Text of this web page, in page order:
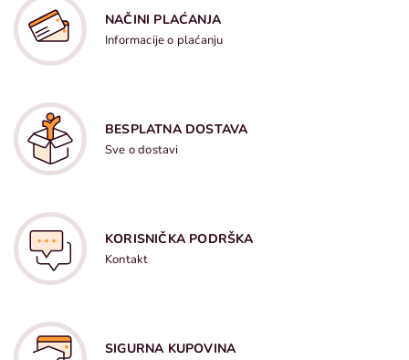
NAČINI PLAĆANJA
Informacije o plaćanju
BESPLATNA DOSTAVA
Sve o dostavi
KORISNIČKA PODRŠKA
Kontakt
SIGURNA KUPOVINA